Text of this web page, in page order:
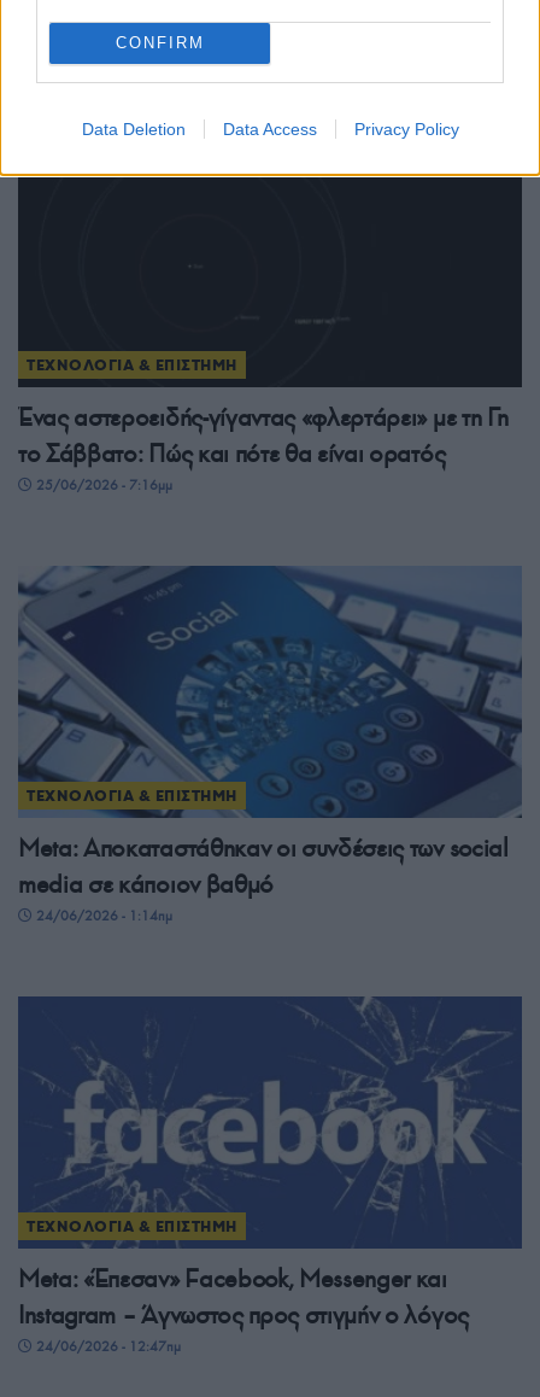
CONFIRM
Data Deletion Data Access Privacy Policy
απάντηση
27/06/2026 - 3:15μμ
ΤΕΧΝΟΛΟΓΙΑ & ΕΠΙΣΤΗΜΗ
Ένας αστεροειδής-γίγαντας «φλερτάρει» με τη Γη
το Σάββατο: Πώς και πότε θα είναι ορατός
25/06/2026 - 7:16μμ
ΤΕΧΝΟΛΟΓΙΑ & ΕΠΙΣΤΗΜΗ
Meta: Αποκαταστάθηκαν οι συνδέσεις των social
media σε κάποιον βαθμό
24/06/2026 - 1:14πμ
ΤΕΧΝΟΛΟΓΙΑ & ΕΠΙΣΤΗΜΗ
Meta: «Έπεσαν» Facebook, Messenger και
Instagram – Άγνωστος προς στιγμήν ο λόγος
24/06/2026 - 12:47πμ